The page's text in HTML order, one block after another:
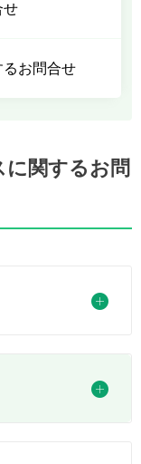
せ
るお問合せ
に関するお問